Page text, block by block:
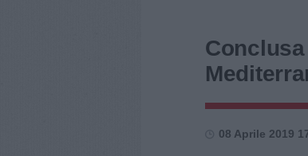
08 Aprile 2019